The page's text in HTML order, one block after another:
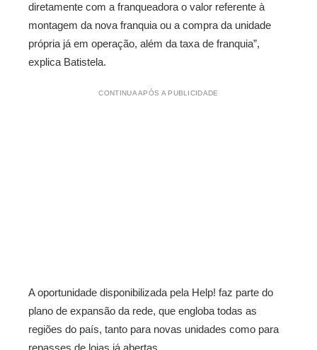
diretamente com a franqueadora o valor referente à
montagem da nova franquia ou a compra da unidade
própria já em operação, além da taxa de franquia”,
explica Batistela.
CONTINUA APÓS A PUBLICIDADE
A oportunidade disponibilizada pela Help! faz parte do
plano de expansão da rede, que engloba todas as
regiões do país, tanto para novas unidades como para
repasses de lojas já abertas.